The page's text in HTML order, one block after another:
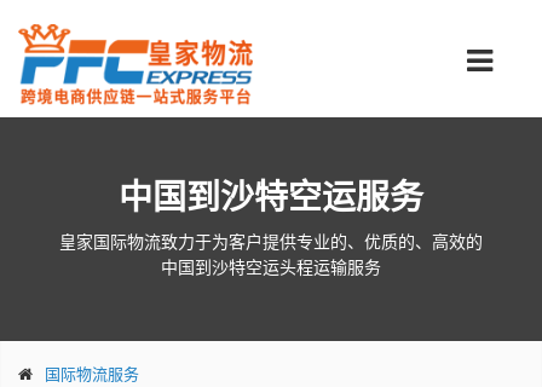
中国到沙特空运服务
皇家国际物流致力于为客户提供专业的、优质的、高效的
中国到沙特空运头程运输服务
国际物流服务